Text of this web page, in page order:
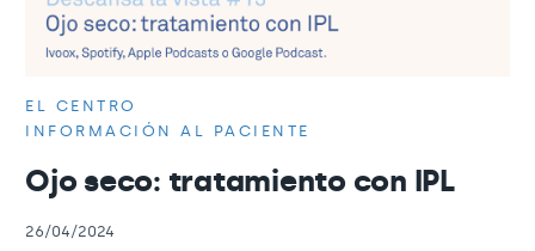
EL CENTRO
INFORMACIÓN AL PACIENTE
Ojo seco: tratamiento con IPL
26/04/2024